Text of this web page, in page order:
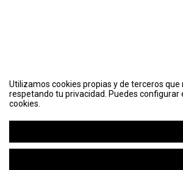
Utilizamos cookies propias y de terceros
respetando tu privacidad. Puedes
cookies.